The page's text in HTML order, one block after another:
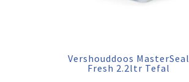
Vershouddoos MasterSeal
Fresh 2.2ltr Tefal